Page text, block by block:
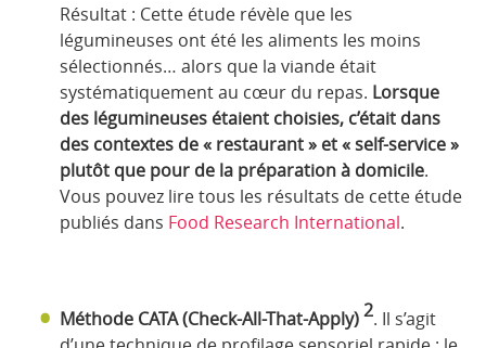
Résultat : Cette étude révèle que les
légumineuses ont été les aliments les moins
sélectionnés… alors que la viande était
systématiquement au cœur du repas. Lorsque
des légumineuses étaient choisies, c’était dans
des contextes de « restaurant » et « self-service »
plutôt que pour de la préparation à domicile.
Vous pouvez lire tous les résultats de cette étude
publiés dans Food Research International.
Méthode CATA (Check-All-That-Apply)2. Il s’agit